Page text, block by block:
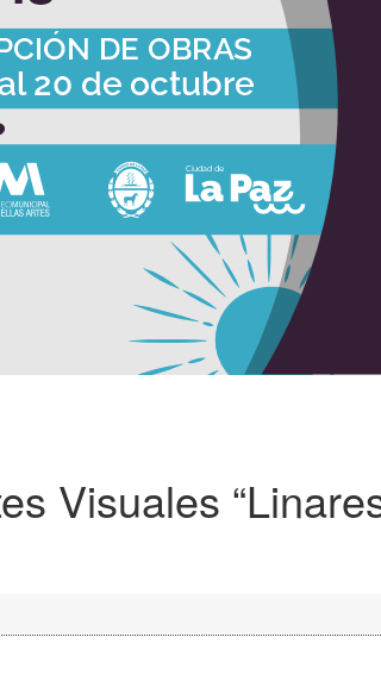
Visuales